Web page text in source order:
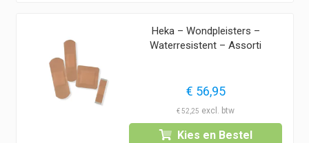
Heka – Wondpleisters –
Waterresistent – Assorti
€ 56,95
€52,25
Kies en Bestel